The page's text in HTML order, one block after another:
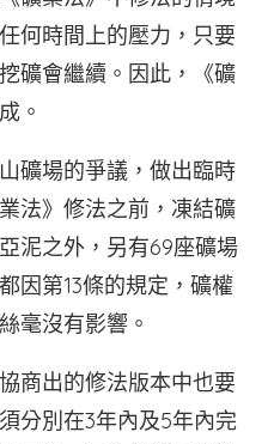
何時間上的壓力，只要
礦會繼續。因此，《礦
。
礦場的爭議，做出臨時
法》修法之前，凍結礦
泥之外，另有69座礦場
因第13條的規定，礦權
毫沒有影響。
商出的修法版本中也要
分別在3年內及5年內完